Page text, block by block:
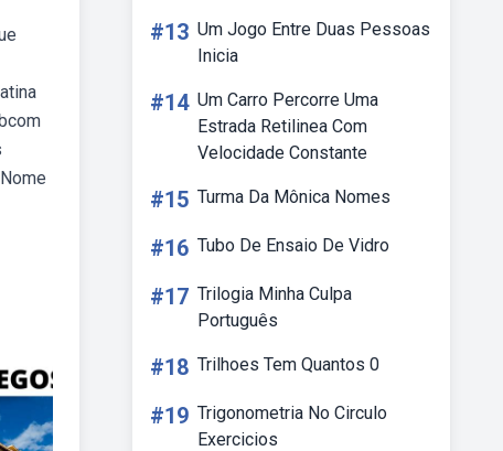
#13 Um Jogo Entre Duas Pessoas
Inicia
#14 Um Carro Percorre Uma
Estrada Retilinea Com
Velocidade Constante
#15 Turma Da Mônica Nomes
#16 Tubo De Ensaio De Vidro
#17 Trilogia Minha Culpa
Português
#18 Trilhoes Tem Quantos 0
#19 Trigonometria No Circulo
Exercicios